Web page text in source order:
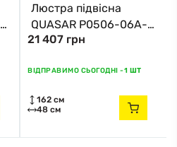
Люстра підвісна
QUASAR P0506-06A-
F4AC Zuma Line хром
21 407 грн
ВІДПРАВИМО СЬОГОДНІ -1 ШТ
162 см
48 см